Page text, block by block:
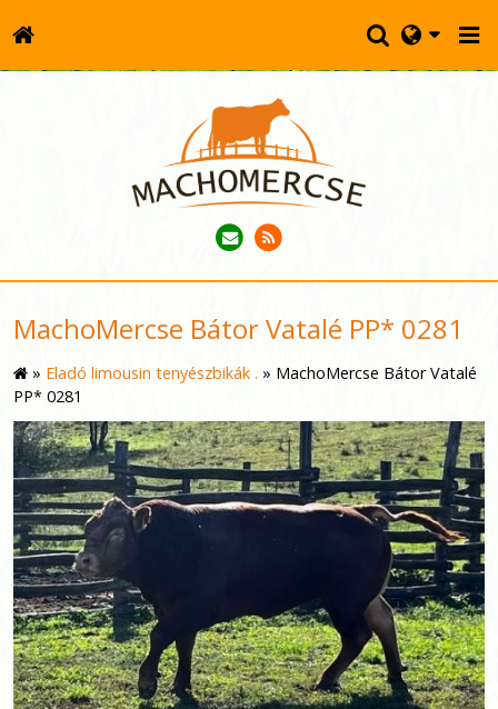
MachoMercse Bátor Vatalé PP* 0281
» Eladó limousin tenyészbikák . » MachoMercse Bátor Vatalé
PP* 0281